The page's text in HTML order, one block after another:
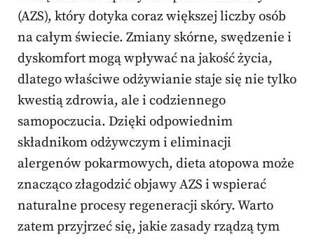
(AZS), który dotyka coraz większej liczby osób
na całym świecie. Zmiany skórne, swędzenie i
dyskomfort mogą wpływać na jakość życia,
dlatego właściwe odżywianie staje się nie tylko
kwestią zdrowia, ale i codziennego
samopoczucia. Dzięki odpowiednim
składnikom odżywczym i eliminacji
alergenów pokarmowych, dieta atopowa może
znacząco złagodzić objawy AZS i wspierać
naturalne procesy regeneracji skóry. Warto
zatem przyjrzeć się, jakie zasady rządzą tym